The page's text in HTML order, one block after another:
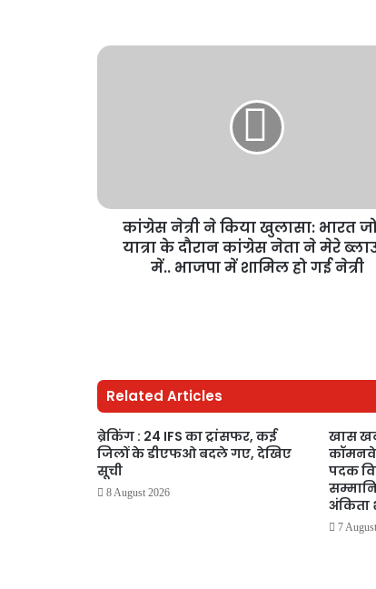
कांग्रेस नेत्री ने किया खुलासा: भारत
यात्रा के दौरान कांग्रेस नेता ने मेरे
में.. भाजपा में शामिल हो गई नेत्री
Related Articles
ब्रेकिंग : 24 IFS का ट्रांसफर, कई
जिलों के डीएफओ बदले गए, देखिए
सूची
8 August 2026
खास
पदक
अंकिता
7